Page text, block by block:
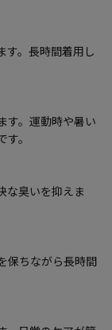
す。長時間着用し
す。運動時や暑い
。
な臭いを抑えま
保ちながら長時間